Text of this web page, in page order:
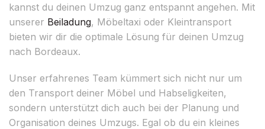
kannst du deinen Umzug ganz entspannt angehen. Mit
unserer Beiladung, Möbeltaxi oder Kleintransport
bieten wir dir die optimale Lösung für deinen Umzug
nach Bordeaux.
Unser erfahrenes Team kümmert sich nicht nur um
den Transport deiner Möbel und Habseligkeiten,
sondern unterstützt dich auch bei der Planung und
Organisation deines Umzugs. Egal ob du ein kleines